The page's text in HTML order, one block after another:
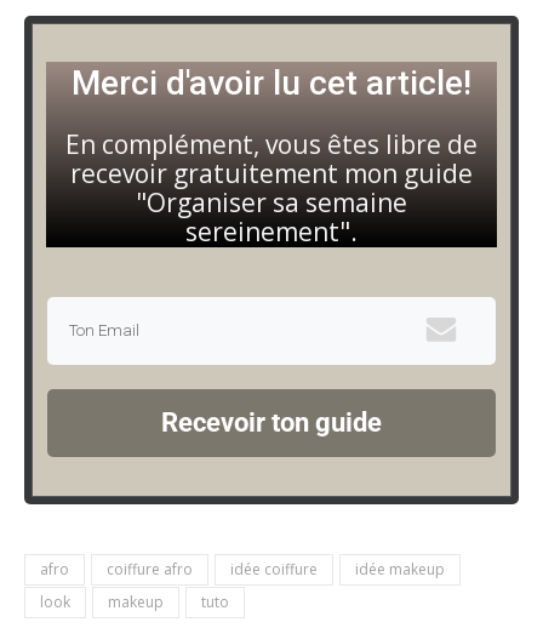
Merci d'avoir lu cet article!
En complément, vous êtes libre de
recevoir gratuitement mon guide
"Organiser sa semaine
sereinement".
Recevoir ton guide
afro coiffure afro idée coiffure
idée makeup
look
makeup tuto